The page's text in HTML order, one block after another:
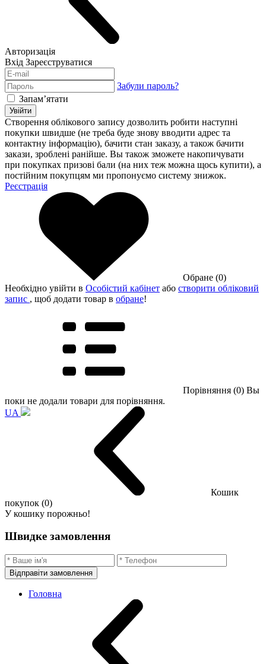
Авторизація
Вхід Зареєструватися
Забули пароль?
Запам’ятати
Увійти
Створення облікового запису дозволить робити наступні
покупки швидше (не треба буде знову вводити адрес та
контактну інформацію), бачити стан заказу, а також бачити
закази, зроблені ранійше. Вы також зможете накопичувати
при покупках призові бали (на них теж можна щось купити), а
постійним покупцям ми пропонуємо систему знижок.
Реєстрація
Обране (0)
Необхідно увійти в Особістий кабінет або створити обліковий
запис , щоб додати товар в обране!
Порівняння (0) Вы
поки не додали товари для порівняння.
UA
Кошик
покупок (0)
У кошику порожньо!
Швидке замовлення
Відправіти замовлення
Головна